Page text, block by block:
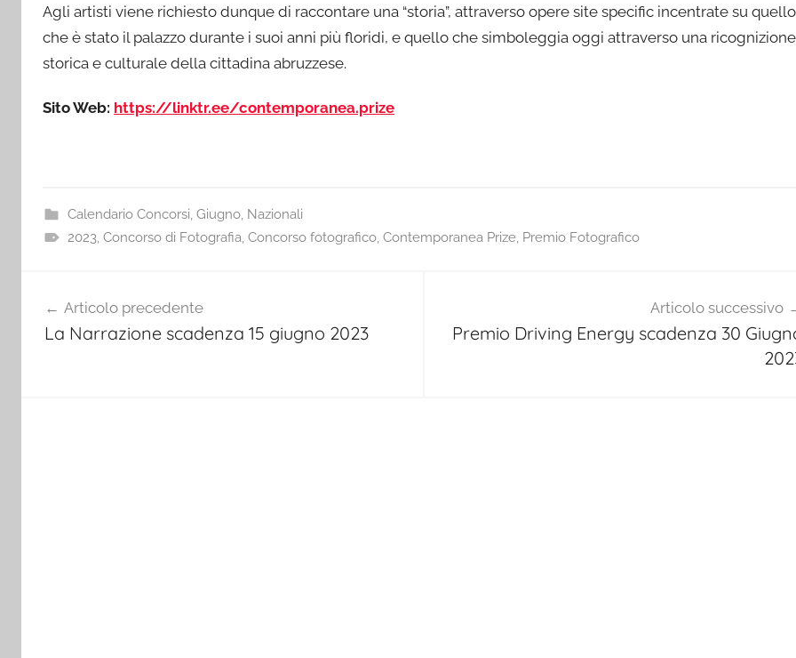
Agli artisti viene richiesto dunque di raccontare una “storia”, attraverso opere site specific incentrate su quello
che è stato il palazzo durante i suoi anni più floridi, e quello che simboleggia oggi attraverso una ricognizione
storica e culturale della cittadina abruzzese.
Sito Web: https://linktr.ee/contemporanea.prize
Calendario Concorsi, Giugno, Nazionali
2023, Concorso di Fotografia, Concorso fotografico, Contemporanea Prize, Premio Fotografico
articoli
Articolo precedente
La Narrazione scadenza 15 giugno 2023
Articolo successivo
Premio Driving Energy scadenza 30